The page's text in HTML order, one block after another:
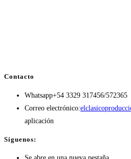
Contacto
Whatsapp+54 3329 317456/572365
Correo electrónico:
aplicación
Síguenos: